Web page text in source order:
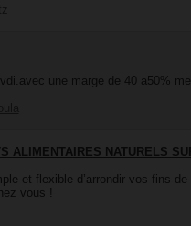
une marge de 40 a50%
ALIMENTAIRES NATURELS
et flexible d’arrondir vos fins
vous !